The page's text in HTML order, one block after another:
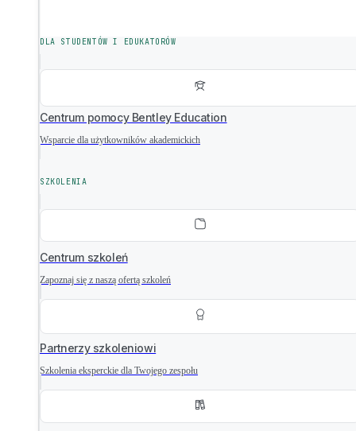
DLA STUDENTÓW I EDUKATORÓW
Centrum pomocy Bentley Education
Wsparcie dla użytkowników akademickich
SZKOLENIA
Centrum szkoleń
Zapoznaj się z naszą ofertą szkoleń
Partnerzy szkoleniowi
Szkolenia eksperckie dla Twojego zespołu